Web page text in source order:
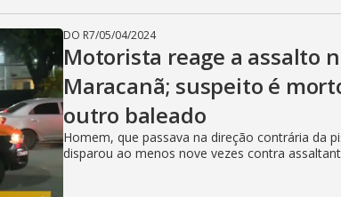
DO R7/05/04/2024
Motorista reage a assalto
Maracanã; suspeito é
outro baleado
Homem, que passava na direção contrária da
disparou ao menos nove vezes contra